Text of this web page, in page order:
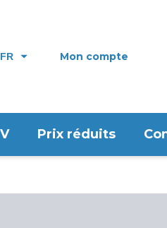
FR Mon compte
Prix réduits